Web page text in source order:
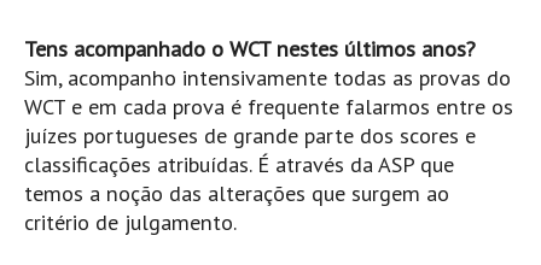
Leça da Palmeira HD
Leça da Palmeira bar Oscar HD
Matosinhos HD
Matosinhos - Vagas Bar HD
Cabedelo do Porto
Tens acompanhado o WCT nestes últimos anos?
Sim, acompanho intensivamente todas as provas do
WCT e em cada prova é frequente falarmos entre os
juízes portugueses de grande parte dos scores e
classificações atribuídas. É através da ASP que
temos a noção das alterações que surgem ao
critério de julgamento.